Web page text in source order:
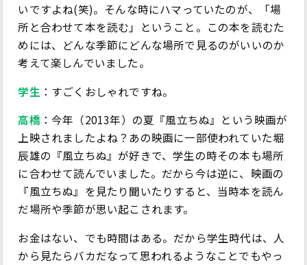
いですよね(笑)。そんな時にハマっていたのが、「場
所と合わせて本を読む」ということ。この本を読むた
めには、どんな季節にどんな場所で見るのがいいのか
考えて楽しんでいました。
学生 ：すごくおしゃれですね。
高橋：今年（2013年）の夏『風立ちぬ』という映画が
上映されましたよね？あの映画に一部使われていた堀
辰雄の『風立ちぬ』が好きで、学生の時その本も場所
に合わせて読んでいました。だから今は逆に、映画の
『風立ちぬ』を見たり聞いたりすると、当時本を読ん
だ場所や季節が思い起こされます。
お金はない、でも時間はある。だから学生時代は、人
から見たらバカだなって思われるようなことでもやっ